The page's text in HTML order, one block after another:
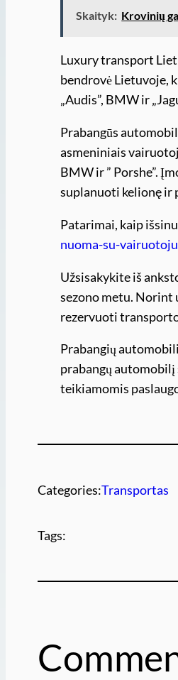
Skaityk: Krovinių
Luxury transport
bendrovė Lietuvoje,
„Audis”, BMW ir
Prabangūs
asmeniniais
BMW ir ” Porshe”.
suplanuoti kelionę ir
Patarimai, kaip
nuoma-su-
Užsisakykite iš
sezono metu. Norint
rezervuoti
Prabangių
prabangų automobilį
teikiamomis
Categories:Transportas
Tags: